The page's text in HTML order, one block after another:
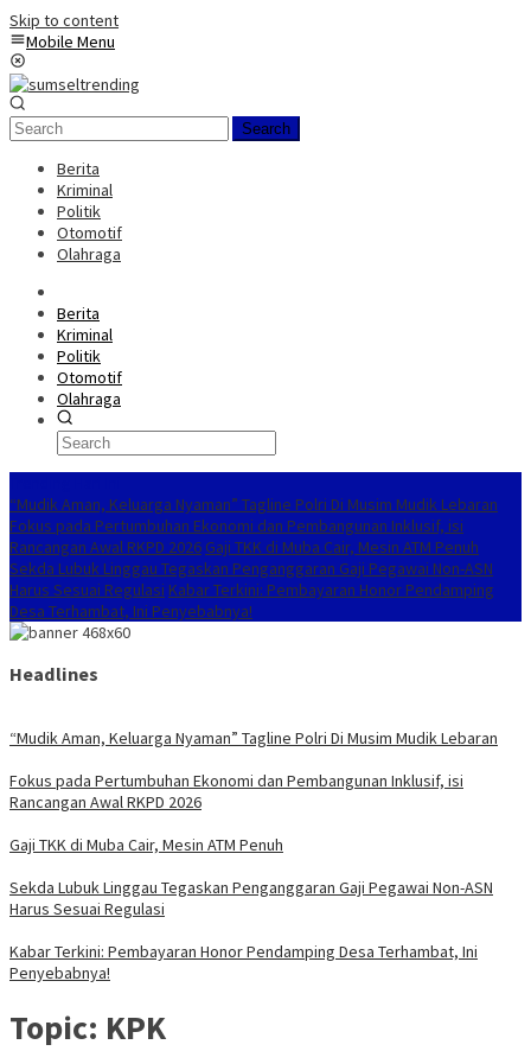
Skip to content
Mobile Menu
Search
Berita
Kriminal
Politik
Otomotif
Olahraga
Berita
Kriminal
Politik
Otomotif
Olahraga
“Mudik Aman, Keluarga Nyaman” Tagline Polri Di Musim Mudik Lebaran
Fokus pada Pertumbuhan Ekonomi dan Pembangunan Inklusif, isi
Rancangan Awal RKPD 2026 Gaji TKK di Muba Cair, Mesin ATM Penuh
Sekda Lubuk Linggau Tegaskan Penganggaran Gaji Pegawai Non-ASN
Harus Sesuai Regulasi Kabar Terkini: Pembayaran Honor Pendamping
Desa Terhambat, Ini Penyebabnya!
Headlines
“Mudik Aman, Keluarga Nyaman” Tagline Polri Di Musim Mudik Lebaran
Fokus pada Pertumbuhan Ekonomi dan Pembangunan Inklusif, isi
Rancangan Awal RKPD 2026
Gaji TKK di Muba Cair, Mesin ATM Penuh
Sekda Lubuk Linggau Tegaskan Penganggaran Gaji Pegawai Non-ASN
Harus Sesuai Regulasi
Kabar Terkini: Pembayaran Honor Pendamping Desa Terhambat, Ini
Penyebabnya!
Topic: KPK